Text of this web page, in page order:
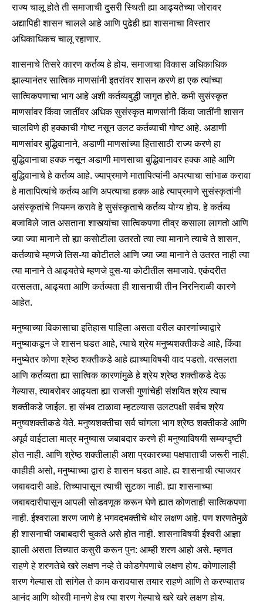
राज्य चालू होते ती समाजाची दुसरी स्थिती ह्या आढ्यतेच्या जोरावर
अद्यापिही शासन चालले आहे आणि पुढेही ह्या शासनाचा विस्तार
अधिकाधिकच चालू रहाणार.
शासनाचे तिसरे कारण कर्तव्य हे होय. समाजाचा विकास अधिकाधिक
झाल्यानंतर सात्विक माणसांनी इतरांवर शासन करणे हा एक त्यांच्या
सात्विकपणाचा भाग आहे अशी कर्तव्यबुद्धी जागृत होते. कमी सुसंस्कृत
माणसांवर किंवा जातींवर अधिक सुसंस्कृत माणसांनी किंवा जातींनी शासन
चालविणे ही हक्काची गोष्ट नसून उलट कर्तव्याची गोष्ट आहे. अडाणी
माणसांवर बुद्धिवानाने, अडाणी माणसांच्या हितासाठी राज्य करणे हा
बुद्धिवानाचा हक्क नसून अडाणी माणसाचा बुद्धिवानावर हक्क आहे आणि
बुद्धिवानाचे हे कर्तव्य आहे. ज्याप्रमाणे मातापित्यांनी अपत्याचा सांभाळ करावा
हे मातापित्यांचे कर्तव्य आणि अपत्याचा हक्क आहे त्याप्रमाणे सुसंस्कृतांनी
असंस्कृतांचे नियमन करावे हे सुसंस्कृताचे कर्तव्य योग्य होय. हे कर्तव्य
बजाविले जात असताना शास्त्यांचा सात्विकपणा तीव्र कसाला लागतो आणि
ज्या ज्या मानाने तो ह्या कसोटीला उतरतो त्या त्या मानाने त्याचे ते शासन,
कर्तव्याचे म्हणजे तिस-या कोटीतले आणि ज्या ज्या मानाने ते उतरत नाही त्या
त्या मानाने ते आढ्यतेचे म्हणजे दुस-या कोटीतील समाजावे. एकंदरीत
वत्सलता, आढ्यता आणि कर्तव्यता ही शासनाची तीन निरनिराळी कारणे
आहेत.
मनुष्याच्या विकासाचा इतिहास पाहिला असता वरील कारणांच्याद्वारे
मनुष्याकडून जे शासन घडत आहे, त्याचे श्रेय मनुष्यशक्तीकडे आहे, किंवा
मनुष्येतर कोणा श्रेष्ठ शक्तीकडे आहे ह्याच्याविषयी वाद पडतो. वत्सलता
आणि कर्तव्यता ह्या सात्विक कारणांमुळे हे श्रेय श्रेष्ठ शक्तीकडे देऊ
गेल्यास, त्याबरोबर आढ्यता ह्या राजसी गुणांचेही संशयित श्रेय त्याच
शक्तीकडे जाईल. हा संभव टाळावा म्हटल्यास उलटपक्षी सर्वच श्रेय
मनुष्यशक्तीकडे येते. मनुष्यशक्तीचा सर्व चांगला भाग श्रेष्ठ शक्तीकडे आणि
अपूर्व वाईटाला मात्र मनुष्यास जबाबदार करणे ही मनुष्याविषयी सम्यग्दृष्टी
होत नाही. आणि श्रेष्ठ शक्तीलाही अशा प्रकारच्या पक्षपाताची जरूरी नाही.
काहीही असो, मनुष्याच्या द्वारा हे शासन घडत आहे. ह्य शासनाची त्याजवर
जबाबदारी आहे. तिच्यापासून त्याची सुटका नाही. ह्या शासनाच्या
जबाबदारीपासून आपली सोडवणूक करून घेणे ह्यात कोणताही सात्विकपणा
नाही. ईश्वराला शरण जाणे हे भगवदभक्तीचे थोर लक्षण आहे. पण शरणतेमुळे
ही शासनाची जबाबदारी चुकते असे होत नाही. शासनाविषयी ईश्वरी आज्ञा
झाली असता तिच्यात कसुरी करून पुन: आम्ही शरण आहो असे. म्हणत
राहणे हे शरणतेचे खरे लक्षण नव्हे ते कोडगेपणाचे लक्षण होय. कोणालाही
शरण गेल्यास तो सांगेल ते काम करावयास तयार राहणे आणि ते करण्यातच
आनंद आणि थोरवी मानणे हेच त्या शरण गेल्याचे खरे खरे लक्षण होय.